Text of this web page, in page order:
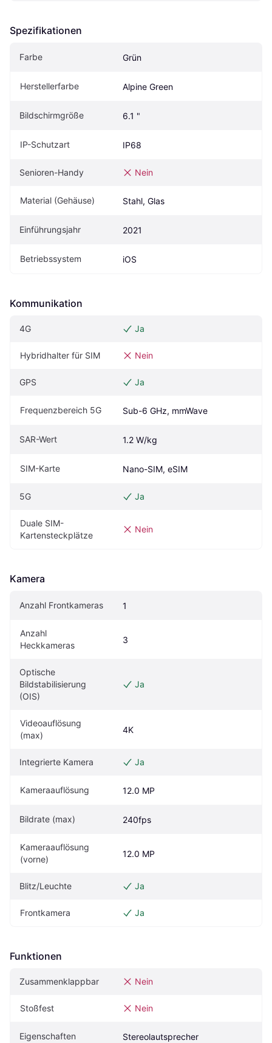
Spezifikationen
Farbe Grün
Herstellerfarbe Alpine Green
Bildschirmgröße 6.1 "
IP-Schutzart IP68
Senioren-Handy Nein
Material (Gehäuse) Stahl, Glas
Einführungsjahr 2021
Betriebssystem iOS
Kommunikation
4G Ja
Hybridhalter für SIM Nein
GPS Ja
Frequenzbereich 5G Sub-6 GHz, mmWave
SAR-Wert 1.2 W/kg
SIM-Karte Nano-SIM, eSIM
5G Ja
Duale SIM-
Kartensteckplätze
Nein
Kamera
Anzahl Frontkameras 1
Anzahl
Heckkameras
3
Optische
Bildstabilisierung
(OIS)
Ja
Videoauflösung
(max)
4K
Integrierte Kamera Ja
Kameraauflösung 12.0 MP
Bildrate (max) 240fps
Kameraauflösung
(vorne)
12.0 MP
Blitz/Leuchte Ja
Frontkamera Ja
Funktionen
Zusammenklappbar Nein
Stoßfest Nein
Eigenschaften Stereolautsprecher